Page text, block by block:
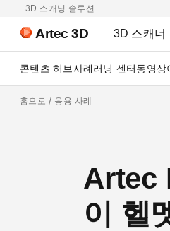
3D 스캐닝 솔루션
Artec 3D 3D 스캐너
콘텐츠 허브사례러닝 센터동영상
홈으로 응용 사례
Artec
이 헬